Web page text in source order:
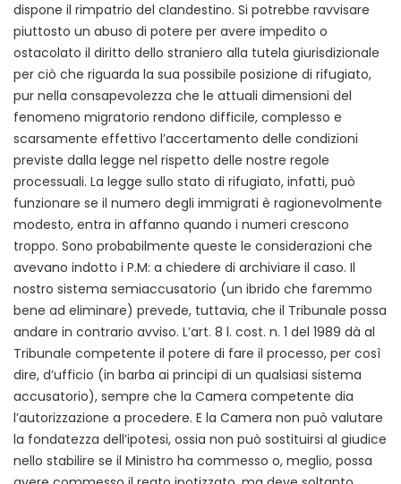
dispone il rimpatrio del clandestino. Si potrebbe ravvisare
piuttosto un abuso di potere per avere impedito o
ostacolato il diritto dello straniero alla tutela giurisdizionale
per ciò che riguarda la sua possibile posizione di rifugiato,
pur nella consapevolezza che le attuali dimensioni del
fenomeno migratorio rendono difficile, complesso e
scarsamente effettivo l’accertamento delle condizioni
previste dalla legge nel rispetto delle nostre regole
processuali. La legge sullo stato di rifugiato, infatti, può
funzionare se il numero degli immigrati è ragionevolmente
modesto, entra in affanno quando i numeri crescono
troppo. Sono probabilmente queste le considerazioni che
avevano indotto i P.M: a chiedere di archiviare il caso. Il
nostro sistema semiaccusatorio (un ibrido che faremmo
bene ad eliminare) prevede, tuttavia, che il Tribunale possa
andare in contrario avviso. L’art. 8 l. cost. n. 1 del 1989 dà al
Tribunale competente il potere di fare il processo, per così
dire, d’ufficio (in barba ai principi di un qualsiasi sistema
accusatorio), sempre che la Camera competente dia
l’autorizzazione a procedere. E la Camera non può valutare
la fondatezza dell’ipotesi, ossia non può sostituirsi al giudice
nello stabilire se il Ministro ha commesso o, meglio, possa